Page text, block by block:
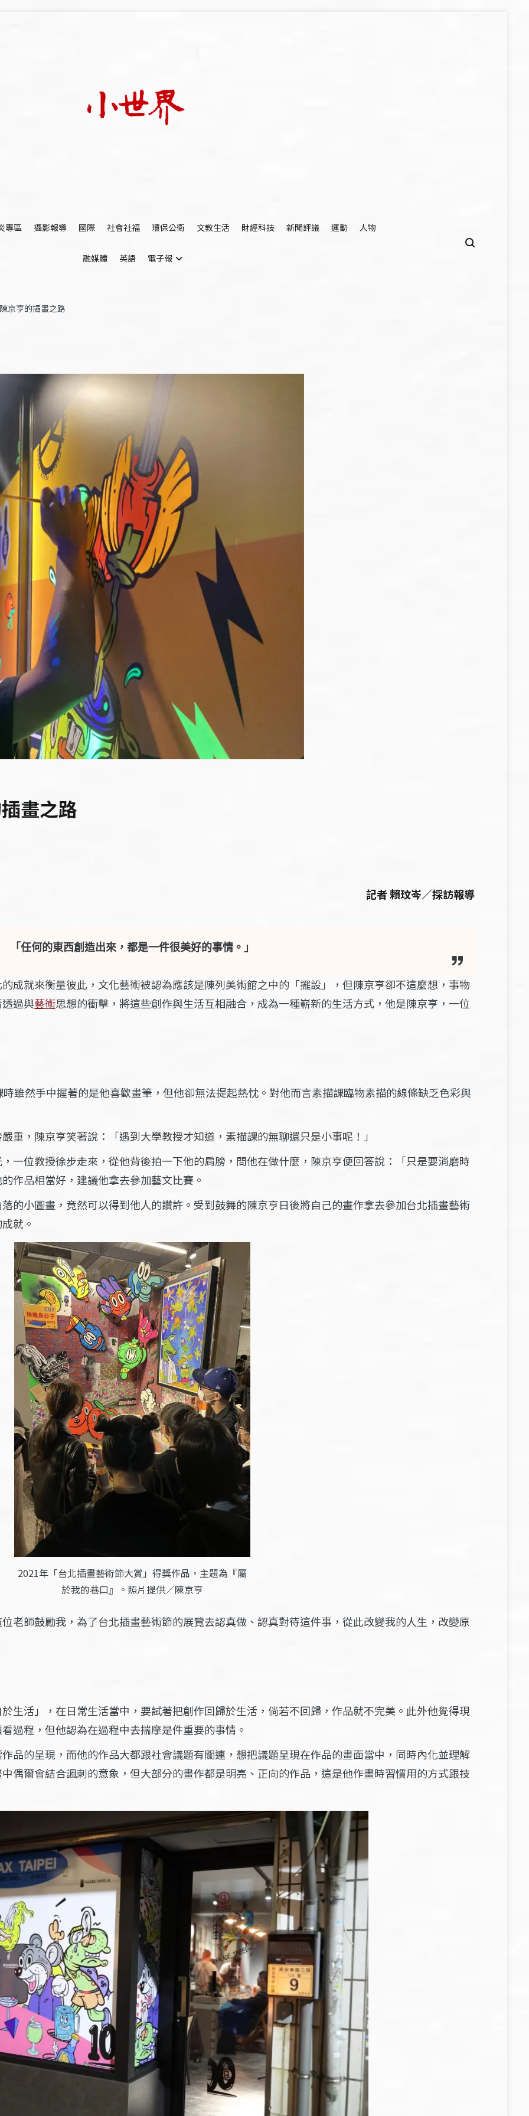
專區
攝影報導 國際 社會社福 環保公衛 文教生活 財經科技 新聞評議 運動 人物
融媒體 英語 電子報
京亨的插畫之路
畫之路
記者 賴玟岑／採訪報導
「任何的東西創造出來，都是一件很美好的事情。」
成就來衡量彼此，文化藝術被認為應該是陳列美術館之中的「擺設」，但陳京亨卻不這麼想，事物
過與藝術思想的衝擊，將這些創作與生活互相融合，成為一種嶄新的生活方式，他是陳京亨，一位
雖然手中握著的是他喜歡畫筆，但他卻無法提起熱忱。對他而言素描課臨物素描的線條缺乏色彩與
重，陳京亨笑著說：「遇到大學教授才知道，素描課的無聊還只是小事呢！」
一位教授徐步走來，從他背後拍一下他的肩膀，問他在做什麼，陳京亨便回答說：「只是要消磨時
作品相當好，建議他拿去參加藝文比賽。
的小圖畫，竟然可以得到他人的讚許。受到鼓舞的陳京亨日後將自己的畫作拿去參加台北插畫藝術
就。
2021年「台北插畫藝術節大賞」得獎作品，主題為『屬
於我的巷口』。照片提供／陳京亨
老師鼓勵我，為了台北插畫藝術節的展覽去認真做、認真對待這件事，從此改變我的人生，改變原
生活」，在日常生活當中，要試著把創作回歸於生活，倘若不回歸，作品就不完美。此外他覺得現
過程，但他認為在過程中去揣摩是件重要的事情。
品的呈現，而他的作品大都跟社會議題有關連，想把議題呈現在作品的畫面當中，同時內化並理解
偶爾會結合諷刺的意象，但大部分的畫作都是明亮、正向的作品，這是他作畫時習慣用的方式跟技